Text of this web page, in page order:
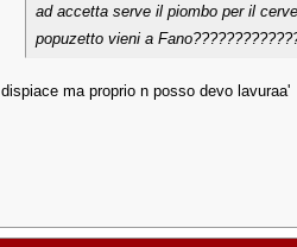
ad accetta serve il piombo per il
popuzetto vieni a
dispiace ma proprio n posso devo lavuraa'